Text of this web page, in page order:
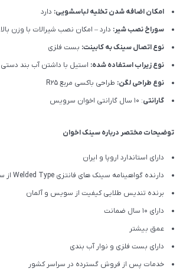
امکان اضافه شدن تخلیه لباسشویی: دارد
سوراخ نصب شیر: دارد – امکان نصب شیرالات با وزن بالا
نوع اتصال سینک به کابینت: بست فلزی
نوع زیراب استفاده شده: استیل با داشتن آب بند دستی
نوع طراحی لگن: طراحی باکسی مربع R25
گارانتی: 10 سال گارانتی اخوان سرویس
توضیحات مختصر درباره سینک اخوان
دارای استاندارد اروپا و ایران
دارنده گواهینامه سینک های فانتزی Welded Type از سری استاندارد ISO 9001
برنده تندیس طلایی کیفیت از سویس و آلمان
دارای ۱۰ سال ضمانت
عمق بیشتر
دارای بست فلزی و نوار آب بندی
خدمات پس از فروش گسترده در سراسر کشور